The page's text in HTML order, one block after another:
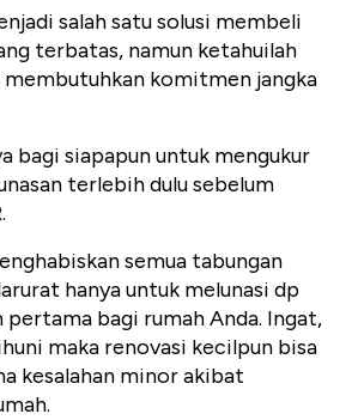
salah satu solusi membeli
terbatas, namun ketahuilah
membutuhkan komitmen jangka
bagi siapapun untuk mengukur
terlebih dulu sebelum
semua tabungan
hanya untuk melunasi dp
pertama bagi rumah Anda. Ingat,
maka renovasi kecilpun bisa
kesalahan minor akibat